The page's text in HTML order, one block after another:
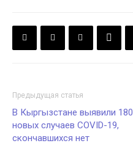
Предыдущая статья
В Кыргызстане выявили 180
новых случаев COVID-19,
скончавшихся нет